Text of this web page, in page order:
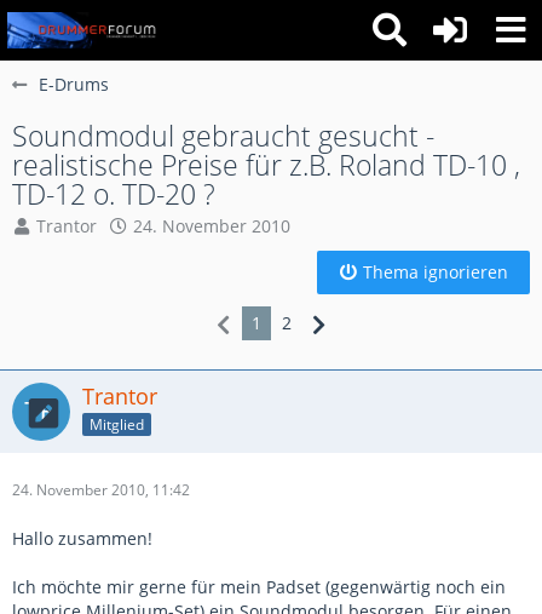
E-Drums
Soundmodul gebraucht gesucht -
realistische Preise für z.B. Roland TD-10 ,
TD-12 o. TD-20 ?
Trantor
24. November 2010
Thema ignorieren
1 2
Trantor
Mitglied
24. November 2010, 11:42
Hallo zusammen!
Ich möchte mir gerne für mein Padset (gegenwärtig noch ein